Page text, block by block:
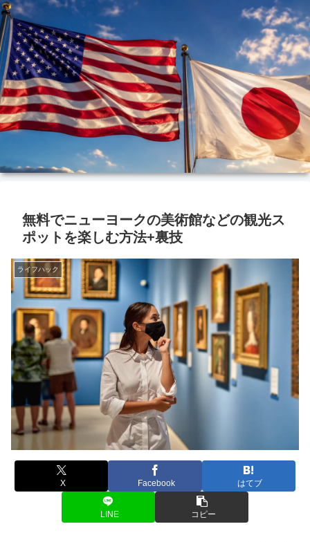
無料でニューヨークの美術館などの観光ス
ポットを楽しむ方法+裏技
ライフハック
X Facebook はてブ
LINE コピー